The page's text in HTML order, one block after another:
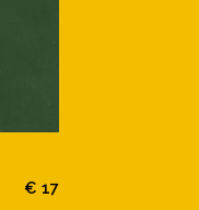
€ 17